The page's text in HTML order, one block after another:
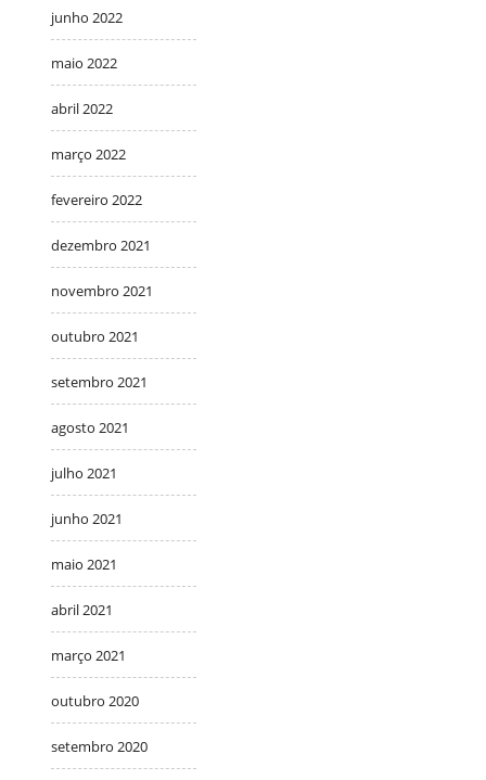
junho 2022
maio 2022
abril 2022
março 2022
fevereiro 2022
dezembro 2021
novembro 2021
outubro 2021
setembro 2021
agosto 2021
julho 2021
junho 2021
maio 2021
abril 2021
março 2021
outubro 2020
setembro 2020